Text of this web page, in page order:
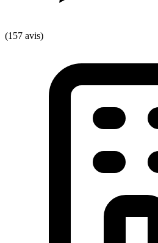
(157 avis)